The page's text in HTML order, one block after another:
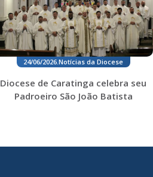
24/06/2026.Notícias da Diocese
Diocese de Caratinga celebra seu
Padroeiro São João Batista